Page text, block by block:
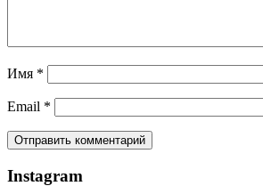
Имя *
Email *
Instagram